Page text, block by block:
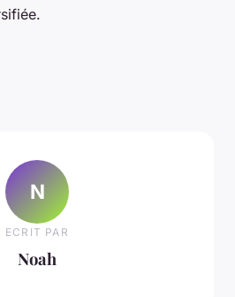
N
ECRIT PAR
Noah